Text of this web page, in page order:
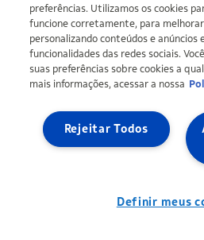
preferências. Utilizamos os cookies
funcione corretamente, para
personalizando conteúdos e anúncios
funcionalidades das redes sociais.
suas preferências sobre cookies a
mais informações, acessar a nossa
Rejeitar Todos
Definir meus